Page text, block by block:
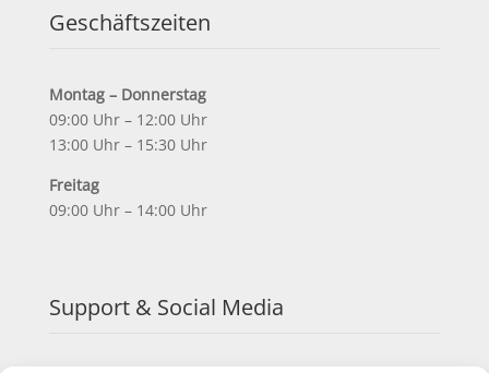
Geschäftszeiten
Montag – Donnerstag
09:00 Uhr – 12:00 Uhr
13:00 Uhr – 15:30 Uhr
Freitag
09:00 Uhr – 14:00 Uhr
Support & Social Media